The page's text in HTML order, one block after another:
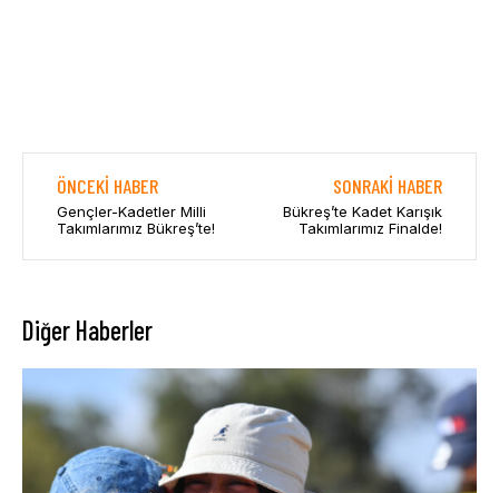
ÖNCEKI HABER
Gençler-Kadetler Milli
Takımlarımız Bükreş’te!
SONRAKI HABER
Bükreş’te Kadet Karışık
Takımlarımız Finalde!
Diğer Haberler